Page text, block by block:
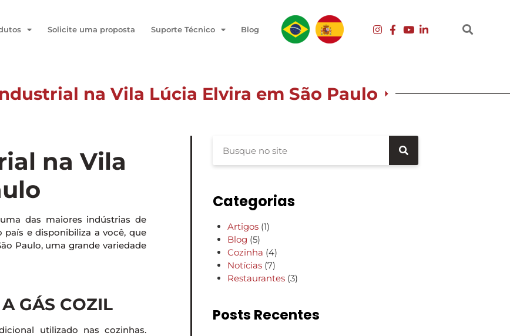
Solicite uma proposta Suporte Técnico Blog
na Vila Lúcia Elvira em São Paulo
na Vila
das maiores indústrias de
e disponibiliza a você, que
Paulo, uma grande variedade
GÁS COZIL
utilizado nas cozinhas.
Categorias
Artigos(1)
Blog (5)
Cozinha (4)
Notícias(7)
Restaurantes(3)
Posts Recentes